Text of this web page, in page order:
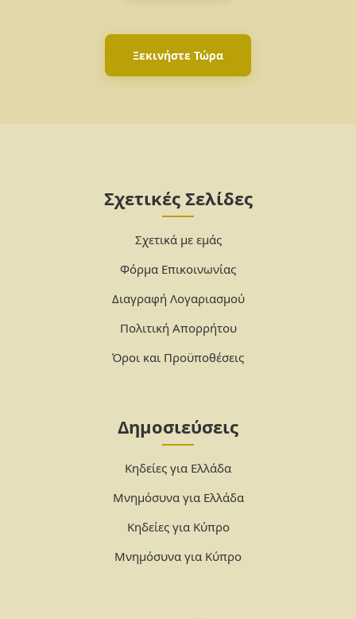
Ξεκινήστε Τώρα
Σχετικές Σελίδες
Σχετικά με εμάς
Φόρμα Επικοινωνίας
Διαγραφή Λογαριασμού
Πολιτική Απορρήτου
Όροι και Προϋποθέσεις
Δημοσιεύσεις
Κηδείες για Ελλάδα
Μνημόσυνα για Ελλάδα
Κηδείες για Κύπρο
Μνημόσυνα για Κύπρο